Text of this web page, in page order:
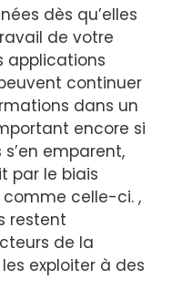
dès qu’elles
de votre
applications
continuer
dans un
encore si
emparent,
par le biais
celle-ci. ,
restent
de la
exploiter à des